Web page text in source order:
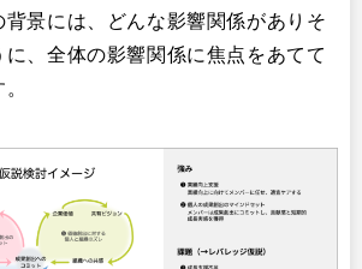
背景には、どんな影響関係がありそ
に、全体の影響関係に焦点をあてて